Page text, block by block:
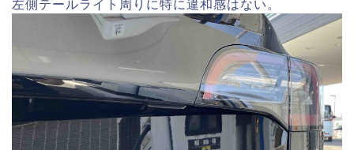
左側テールライト周りに特に違和感はない。